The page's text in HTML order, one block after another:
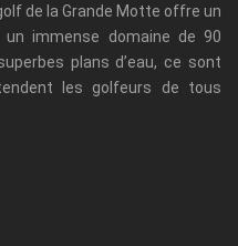
de la Grande Motte offre un
un immense domaine de 90
plans d’eau, ce sont
les golfeurs de tous